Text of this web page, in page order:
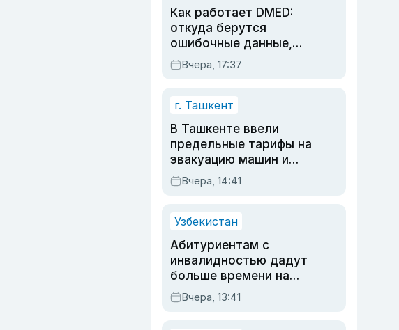
Как работает DMED:
откуда берутся
ошибочные данные,
дубли аккаунтов и
очереди по онлайн-
Вчера, 17:37
г. Ташкент
В Ташкенте ввели
предельные тарифы на
эвакуацию машин и
штрафстоянки
Вчера, 14:41
Узбекистан
Абитуриентам с
инвалидностью дадут
больше времени на
вступительных
экзаменах
Вчера, 13:41